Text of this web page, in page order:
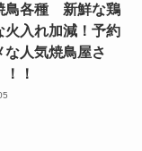
鳥各種 新鮮な鶏
火入れ加減！予約
な人気焼鳥屋さ
！